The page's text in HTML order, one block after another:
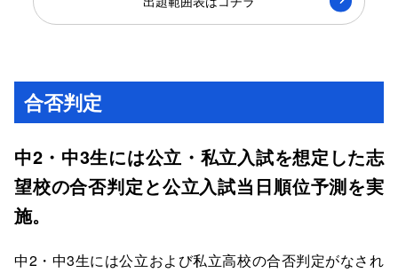
合否判定
中2・中3生には公立・私立入試を想定した志
望校の合否判定と公立入試当日順位予測を実
施。
中2・中3生には公立および私立高校の合否判定がなされ